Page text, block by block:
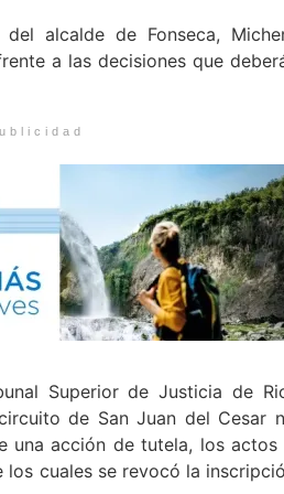
alcalde de Fonseca,
a las decisiones que
Superior de Justicia de
de San Juan del Cesar
una acción de tutela, los
cuales se revocó la